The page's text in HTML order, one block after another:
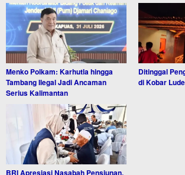
Menko Polkam: Karhutla hingga
Tambang Ilegal Jadi Ancaman
Serius Kalimantan
Ditinggal
di Kobar
BRI Apresiasi Nasabah Pensiunan,